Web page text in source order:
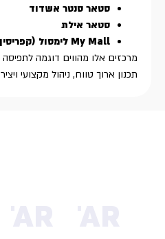
סטאר סנטר אשדוד
סטאר אילת
My Mall לימסול (קפריסין)
מרכזים אלו מהווים דוגמה
תכנון ארוך טווח, ניהול מקצועי